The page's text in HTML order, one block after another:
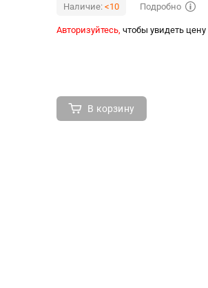
Наличие: <10 Подробно
Авторизуйтесь, чтобы увидеть цену
В корзину